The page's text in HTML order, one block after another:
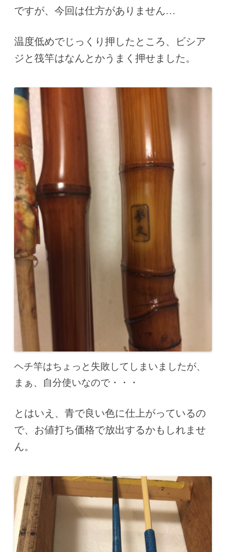
ですが、今回は仕方がありません…
温度低めでじっくり押したところ、ビシア
ジと筏竿はなんとかうまく押せました。
ヘチ竿はちょっと失敗してしまいましたが、
まぁ、自分使いなので・・・
とはいえ、青で良い色に仕上がっているの
で、お値打ち価格で放出するかもしれませ
ん。